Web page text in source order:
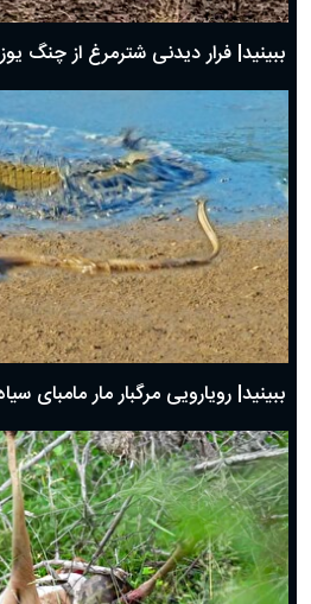
ببینید| فرار دیدنی شترمرغ از چنگ
ببینید| رویارویی مرگبار مار مامبای